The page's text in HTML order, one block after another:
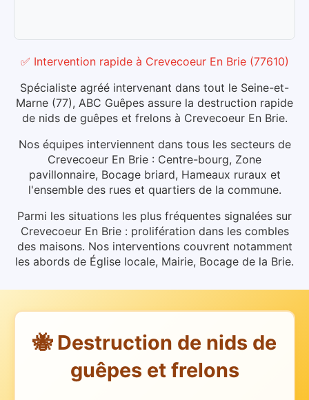
✅ Intervention rapide à Crevecoeur En Brie (77610)
Spécialiste agréé intervenant dans tout le Seine-et-
Marne (77), ABC Guêpes assure la destruction rapide
de nids de guêpes et frelons à Crevecoeur En Brie.
Nos équipes interviennent dans tous les secteurs de
Crevecoeur En Brie : Centre-bourg, Zone
pavillonnaire, Bocage briard, Hameaux ruraux et
l'ensemble des rues et quartiers de la commune.
Parmi les situations les plus fréquentes signalées sur
Crevecoeur En Brie : prolifération dans les combles
des maisons. Nos interventions couvrent notamment
les abords de Église locale, Mairie, Bocage de la Brie.
🐝 Destruction de nids de
guêpes et frelons